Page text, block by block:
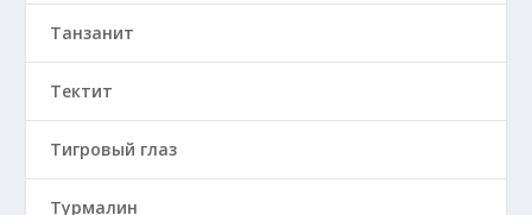
Танзанит
Тектит
Тигровый глаз
Турмалин